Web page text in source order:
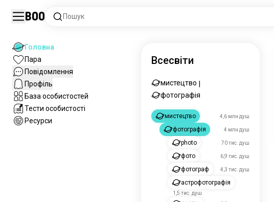
Boo Пошук
Головна
Пара
Повідомлення
Профіль
База особистостей
Тести особистості
Ресурси
Всесвіти
мистецтво
фотографія
мистецтво 4,6 млн душ
фотографія 4 млн душ
photo 70 тис. душ
фото 6,9 тис. душ
фотограф 4,3 тис. душ
астрофотографія
1,5 тис. душ